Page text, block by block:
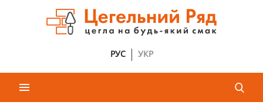
РУС УКР